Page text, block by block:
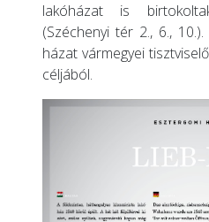
lakóházat is
(Széchenyi tér 2., 6.,
házat vármegyei
céljából.